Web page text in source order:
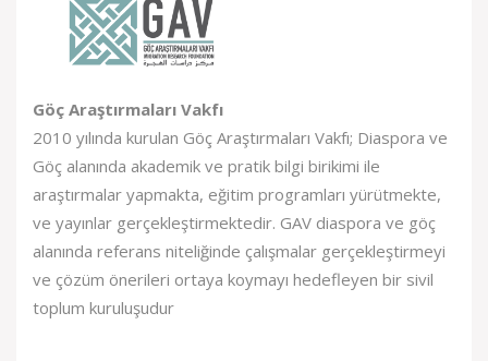
Göç Araştırmaları Vakfı
2010 yılında kurulan Göç Araştırmaları Vakfı; Diaspora ve
Göç alanında akademik ve pratik bilgi birikimi ile
araştırmalar yapmakta, eğitim programları yürütmekte,
ve yayınlar gerçekleştirmektedir. GAV diaspora ve göç
alanında referans niteliğinde çalışmalar gerçekleştirmeyi
ve çözüm önerileri ortaya koymayı hedefleyen bir sivil
toplum kuruluşudur